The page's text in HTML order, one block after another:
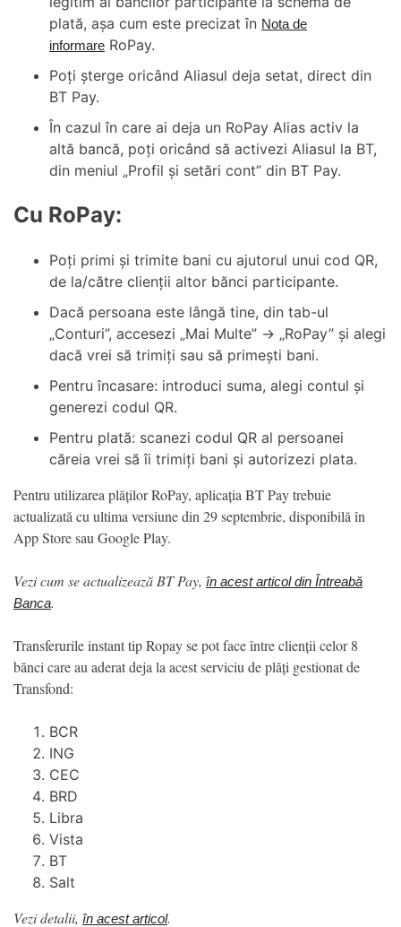
plată, așa cum este precizat în Nota de
informare RoPay.
Poți șterge oricând Aliasul deja setat, direct din
BT Pay.
În cazul în care ai deja un RoPay Alias activ la
altă bancă, poți oricând să activezi Aliasul la BT,
din meniul „Profil și setări cont” din BT Pay.
Cu RoPay:
Poți primi și trimite bani cu ajutorul unui cod QR,
de la/către clienții altor bănci participante.
Dacă persoana este lângă tine, din tab-ul
„Conturi”, accesezi „Mai Multe” → „RoPay” și alegi
dacă vrei să trimiți sau să primești bani.
Pentru încasare: introduci suma, alegi contul și
generezi codul QR.
Pentru plată: scanezi codul QR al persoanei
căreia vrei să îi trimiți bani și autorizezi plata.
Pentru utilizarea plăților RoPay, aplicația BT Pay trebuie
actualizată cu ultima versiune din 29 septembrie, disponibilă în
App Store sau Google Play.
Vezi cum se actualizează BT Pay, în acest articol din Întreabă
Banca.
Transferurile instant tip Ropay se pot face între clienții celor 8
bănci care au aderat deja la acest serviciu de plăți gestionat de
Transfond:
BCR
ING
CEC
BRD
Libra
Vista
BT
Salt
Vezi detalii, în acest articol.